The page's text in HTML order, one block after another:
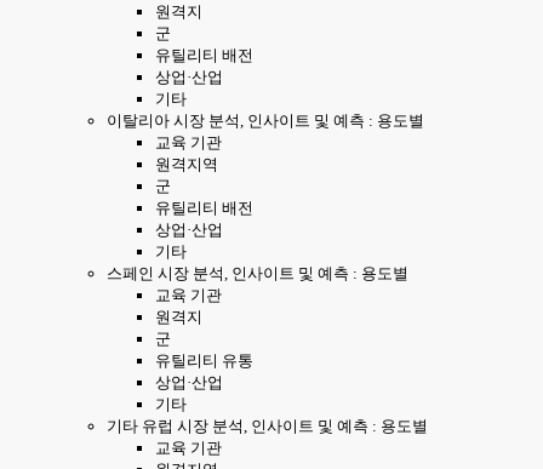
원격지
군
유틸리티 배전
상업·산업
기타
이탈리아 시장 분석, 인사이트 및 예측 : 용도별
교육 기관
원격지역
군
유틸리티 배전
상업·산업
기타
스페인 시장 분석, 인사이트 및 예측 : 용도별
교육 기관
원격지
군
유틸리티 유통
상업·산업
기타
기타 유럽 시장 분석, 인사이트 및 예측 : 용도별
교육 기관